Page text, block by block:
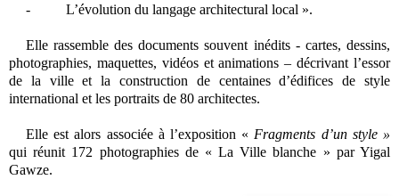
- L’évolution du langage architectural local ».
Elle rassemble des documents souvent inédits - cartes, dessins,
photographies, maquettes, vidéos et animations – décrivant l’essor
de la ville et la construction de centaines d’édifices de style
international et les portraits de 80 architectes.
Elle est alors associée à l’exposition « Fragments d’un style »
qui réunit 172 photographies de « La Ville blanche » par Yigal
Gawze.